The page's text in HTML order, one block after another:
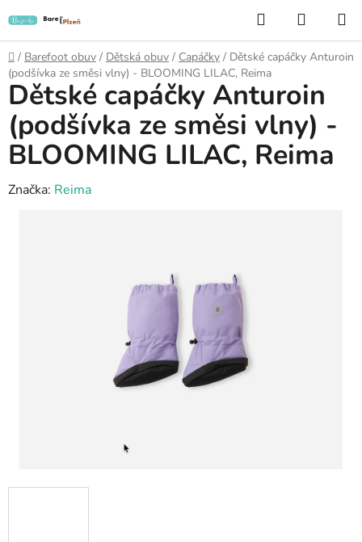
na
obsah
Hledat
KOŠÍK
Domů
/ Barefoot obuv / Dětská obuv / Capáčky / Dětské capáčky Anturoin
(podšívka ze směsi vlny) - BLOOMING LILAC, Reima
Dětské capáčky Anturoin
(podšívka ze směsi vlny) -
BLOOMING LILAC, Reima
Značka: Reima